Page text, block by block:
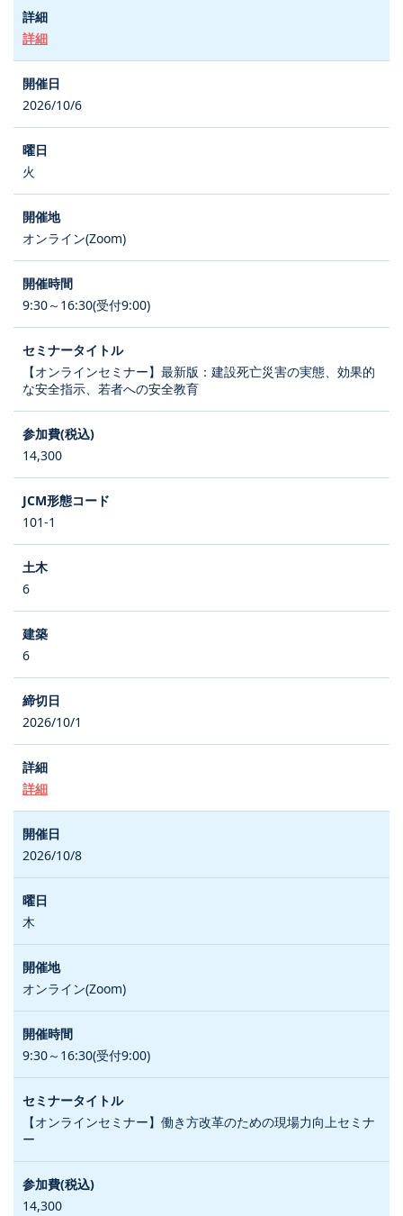
詳細
2026/10/6
火
オンライン(Zoom)
9:30～16:30(受付9:00)
【オンラインセミナー】最新版：建設死亡災害の実態、効果的
な安全指示、若者への安全教育
14,300
101-1
6
6
2026/10/1
詳細
2026/10/8
木
オンライン(Zoom)
9:30～16:30(受付9:00)
【オンラインセミナー】働き方改革のための現場力向上セミナ
ー
14,300